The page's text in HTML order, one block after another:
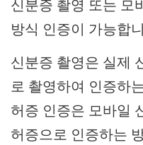
신분증 촬영 또는 모
방식 인증이 가능합
신분증 촬영은 실제
로 촬영하여 인증하
허증 인증은 모바일
허증으로 인증하는